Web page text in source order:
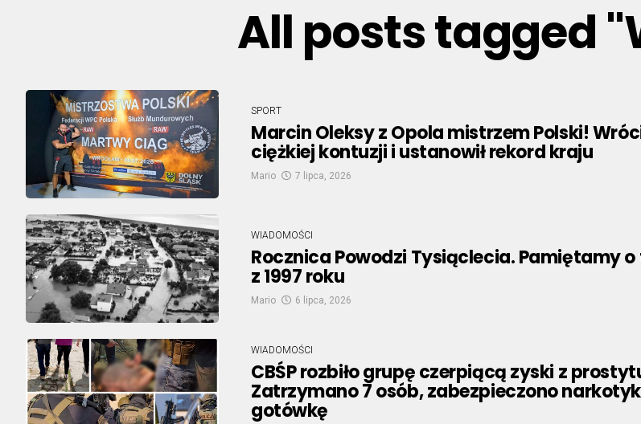
All posts tagged
SPORT
Marcin Oleksy z Opola mistrzem Polski!
ciężkiej kontuzji i ustanowił rekord kraju
Mario 7 lipca, 2026
WIADOMOŚCI
Rocznica Powodzi Tysiąclecia. Pamiętamy
z 1997 roku
Mario 6 lipca, 2026
WIADOMOŚCI
CBŚP rozbiło grupę czerpiącą zyski z
Zatrzymano 7 osób, zabezpieczono
gotówkę